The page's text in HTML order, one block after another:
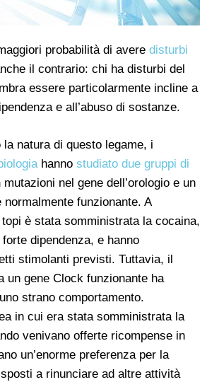
probabilità di avere disturbi
il contrario: chi ha disturbi del
essere particolarmente incline a
e all’abuso di sostanze.
natura di questo legame, i
hanno studiato due gruppi di
nel gene dell’orologio e un
normalmente funzionante. A
è stata somministrata la cocaina,
dipendenza, e hanno
stimolanti previsti. Tuttavia, il
un gene Clock funzionante ha
strano comportamento.
in cui era stata somministrata la
venivano offerte ricompense in
un’enorme preferenza per la
a rinunciare ad altre attività